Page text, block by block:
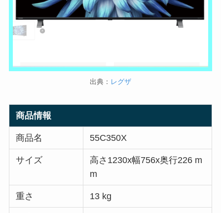
出典： レグザ
商品情報
商品名 55C350X
サイズ
高さ1230x幅756x奥行226 m
m
重さ 13 kg